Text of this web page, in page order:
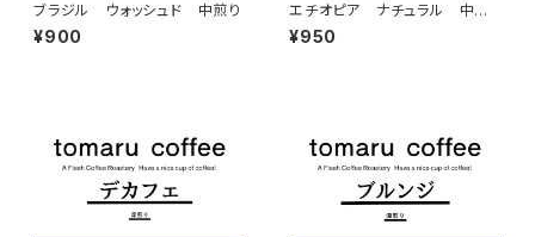
ブラジル ウォッシュド 中煎り
¥900
エチオピア ナチュラル 中煎
り
¥950